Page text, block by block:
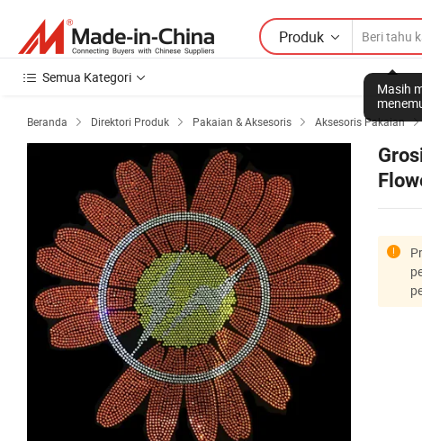
Produk
Masih
Semua Kategori
Beranda  Direktori Produk  Pakaian & Aksesoris  Aksesoris Pakaian